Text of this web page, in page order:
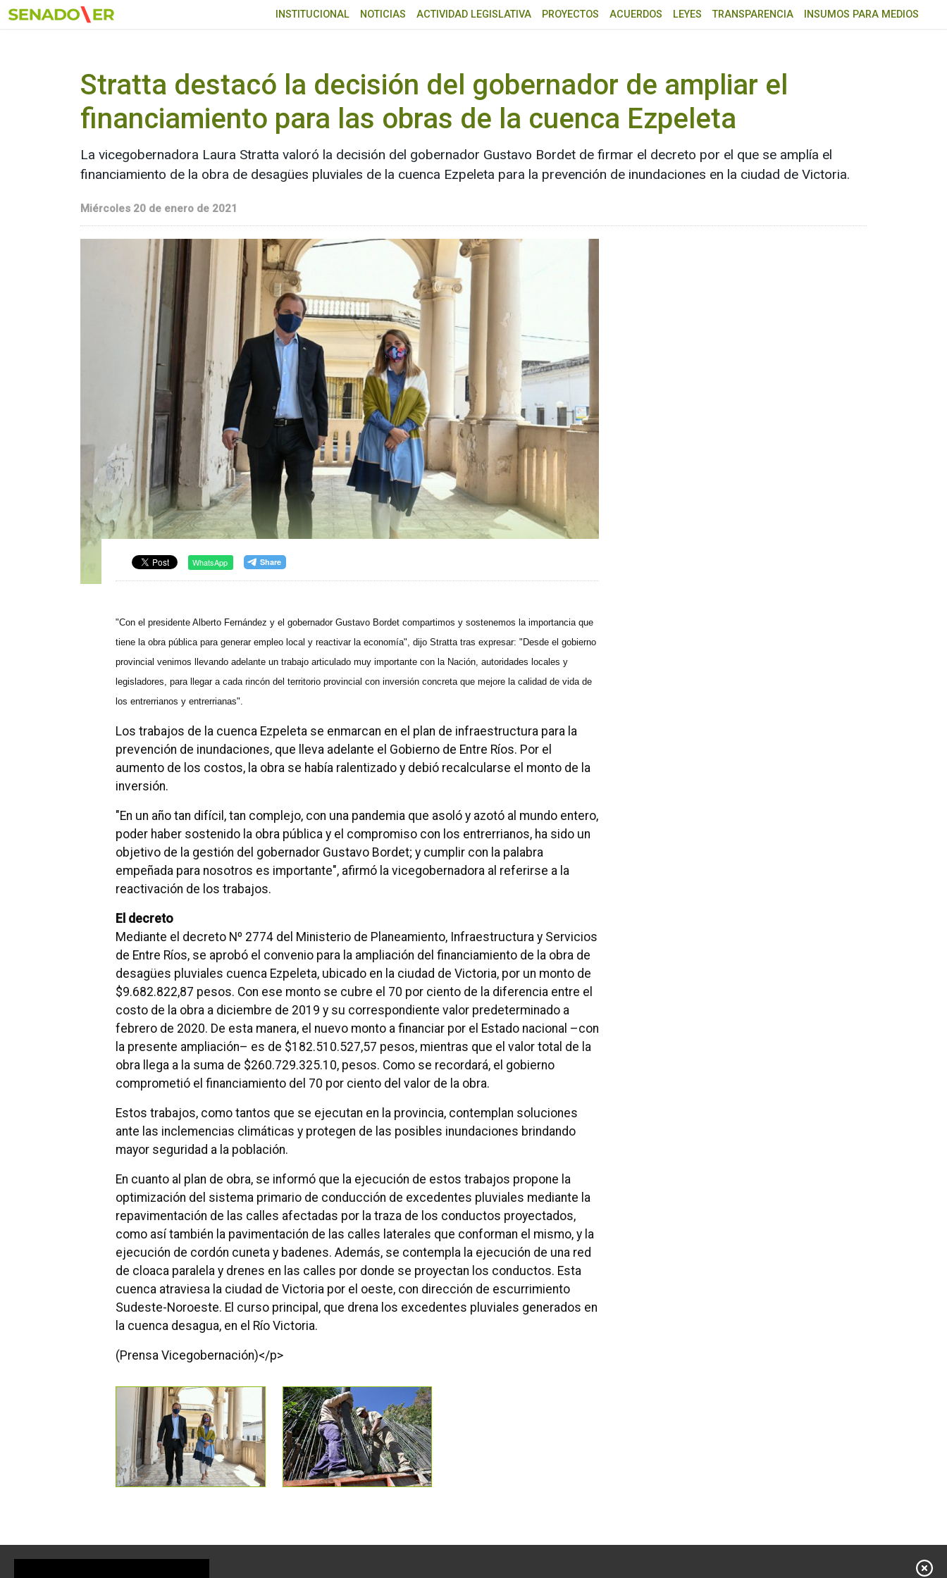
Ir al menú principal
INSTITUCIONAL NOTICIAS ACTIVIDAD LEGISLATIVA PROYECTOS ACUERDOS LEYES TRANSPARENCIA INSUMOS PARA MEDIOS
Stratta destacó la decisión del gobernador de ampliar el
financiamiento para las obras de la cuenca Ezpeleta
La vicegobernadora Laura Stratta valoró la decisión del gobernador Gustavo Bordet de firmar el decreto por el que se amplía el
financiamiento de la obra de desagües pluviales de la cuenca Ezpeleta para la prevención de inundaciones en la ciudad de Victoria.
Miércoles 20 de enero de 2021
WhatsApp
"Con el presidente Alberto Fernández y el gobernador Gustavo Bordet compartimos y sostenemos la importancia que
tiene la obra pública para generar empleo local y reactivar la economía", dijo Stratta tras expresar: "Desde el gobierno
provincial venimos llevando adelante un trabajo articulado muy importante con la Nación, autoridades locales y
legisladores, para llegar a cada rincón del territorio provincial con inversión concreta que mejore la calidad de vida de
los entrerrianos y entrerrianas".
Los trabajos de la cuenca Ezpeleta se enmarcan en el plan de infraestructura para la
prevención de inundaciones, que lleva adelante el Gobierno de Entre Ríos. Por el
aumento de los costos, la obra se había ralentizado y debió recalcularse el monto de la
inversión.
"En un año tan difícil, tan complejo, con una pandemia que asoló y azotó al mundo entero,
poder haber sostenido la obra pública y el compromiso con los entrerrianos, ha sido un
objetivo de la gestión del gobernador Gustavo Bordet; y cumplir con la palabra
empeñada para nosotros es importante", afirmó la vicegobernadora al referirse a la
reactivación de los trabajos.
El decreto
Mediante el decreto Nº 2774 del Ministerio de Planeamiento, Infraestructura y Servicios
de Entre Ríos, se aprobó el convenio para la ampliación del financiamiento de la obra de
desagües pluviales cuenca Ezpeleta, ubicado en la ciudad de Victoria, por un monto de
$9.682.822,87 pesos. Con ese monto se cubre el 70 por ciento de la diferencia entre el
costo de la obra a diciembre de 2019 y su correspondiente valor predeterminado a
febrero de 2020. De esta manera, el nuevo monto a financiar por el Estado nacional –con
la presente ampliación– es de $182.510.527,57 pesos, mientras que el valor total de la
obra llega a la suma de $260.729.325.10, pesos. Como se recordará, el gobierno
comprometió el financiamiento del 70 por ciento del valor de la obra.
Estos trabajos, como tantos que se ejecutan en la provincia, contemplan soluciones
ante las inclemencias climáticas y protegen de las posibles inundaciones brindando
mayor seguridad a la población.
En cuanto al plan de obra, se informó que la ejecución de estos trabajos propone la
optimización del sistema primario de conducción de excedentes pluviales mediante la
repavimentación de las calles afectadas por la traza de los conductos proyectados,
como así también la pavimentación de las calles laterales que conforman el mismo, y la
ejecución de cordón cuneta y badenes. Además, se contempla la ejecución de una red
de cloaca paralela y drenes en las calles por donde se proyectan los conductos. Esta
cuenca atraviesa la ciudad de Victoria por el oeste, con dirección de escurrimiento
Sudeste-Noroeste. El curso principal, que drena los excedentes pluviales generados en
la cuenca desagua, en el Río Victoria.
(Prensa Vicegobernación)</p>